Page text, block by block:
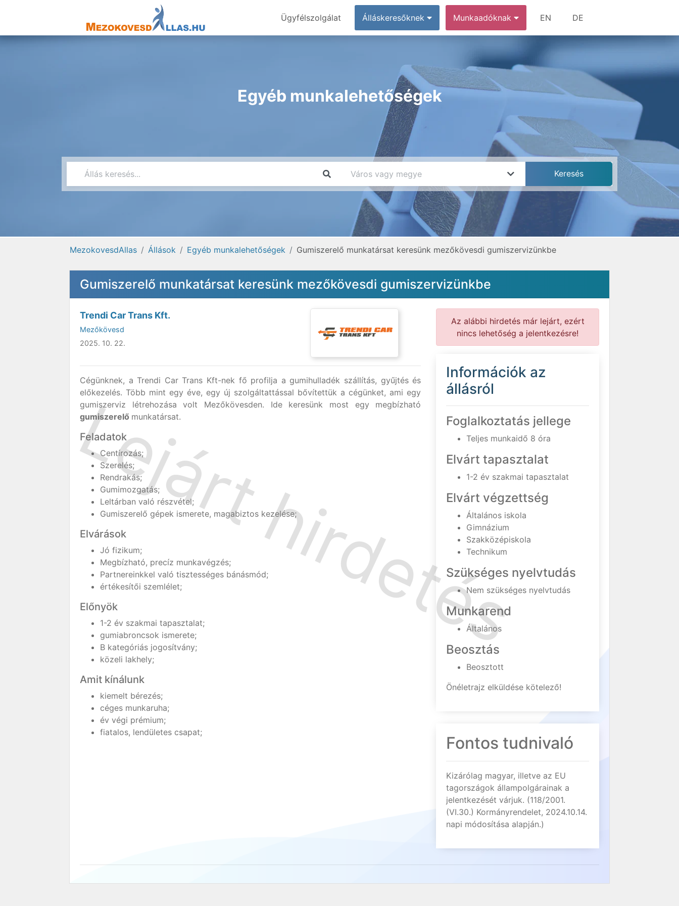
Ügyfélszolgálat Álláskeresőknek Munkaadóknak EN DE
Egyéb munkalehetőségek
MezokovesdAllas Állások Egyéb munkalehetőségek Gumiszerelő munkatársat keresünk mezőkövesdi gumiszervizünkbe
Gumiszerelő munkatársat keresünk mezőkövesdi gumiszervizünkbe
Trendi Car Trans Kft.
Mezőkövesd
2025. 10. 22.
Cégünknek, a Trendi Car Trans Kft-nek fő profilja a gumihulladék szállítás, gyűjtés és
előkezelés. Több mint egy éve, egy új szolgáltattással bővítettük a cégünket, ami egy
gumiszerviz létrehozása volt Mezőkövesden. Ide keresünk most egy megbízható
gumiszerelő munkatársat.
Feladatok
Centírozás;
Szerelés;
Rendrakás;
Gumimozgatás;
Leltárban való részvétel;
Gumiszerelő gépek ismerete, magabiztos kezelése;
Elvárások
Jó fizikum;
Megbízható, precíz munkavégzés;
Partnereinkkel való tisztességes bánásmód;
értékesítői szemlélet;
Előnyök
1-2 év szakmai tapasztalat;
gumiabroncsok ismerete;
B kategóriás jogosítvány;
közeli lakhely;
Amit kínálunk
kiemelt bérezés;
céges munkaruha;
év végi prémium;
fiatalos, lendületes csapat;
Az alábbi hirdetés már lejárt, ezért
nincs lehetőség a jelentkezésre!
Információk az
állásról
Foglalkoztatás jellege
Teljes munkaidő 8 óra
Elvárt tapasztalat
1-2 év szakmai tapasztalat
Elvárt végzettség
Általános iskola
Gimnázium
Szakközépiskola
Technikum
Szükséges nyelvtudás
Nem szükséges nyelvtudás
Munkarend
Általános
Beosztás
Beosztott
Önéletrajz elküldése kötelező!
Fontos tudnivaló
Kizárólag magyar, illetve az EU
tagországok állampolgárainak a
jelentkezését várjuk. (118/2001.
(VI.30.) Kormányrendelet, 2024.10.14.
napi módosítása alapján.)